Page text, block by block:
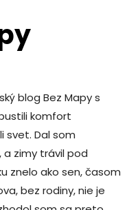
blog Bez Mapy s
komfort
svet. Dal som
zimy trávil pod
znelo ako sen, časom
bez rodiny, nie je